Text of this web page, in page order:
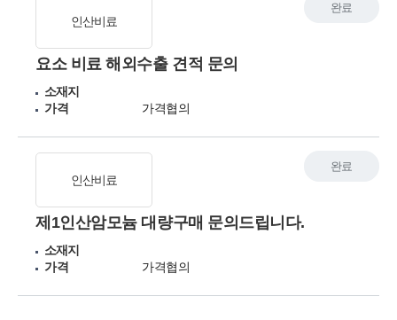
인산비료
요소 비료 해외수출 견적 문의
소재지
가격
가격협의
완료
인산비료
제1인산암모늄 대량구매 문의드립니다.
소재지
가격
가격협의
완료